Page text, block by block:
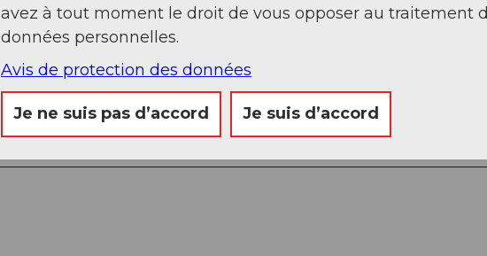
avez à tout moment le droit de vous opposer au traitement
données personnelles.
Avis de protection des données
Je ne suis pas d’accord Je suis d’accord